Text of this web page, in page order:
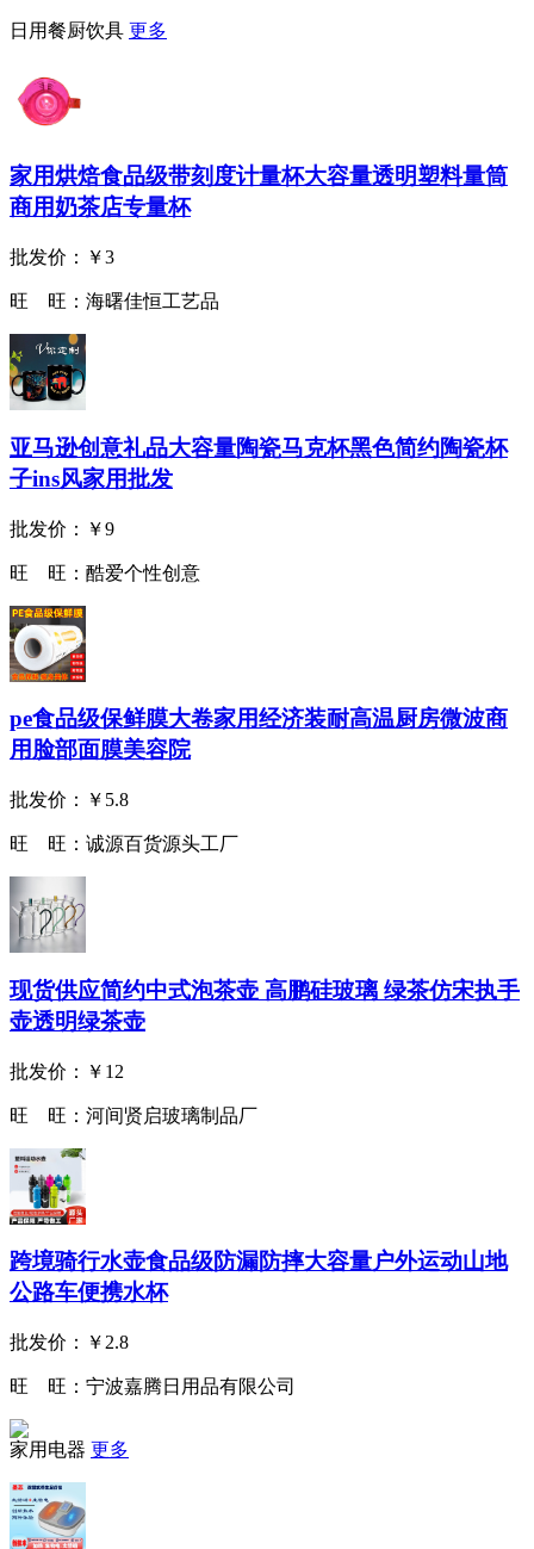
日用餐厨饮具 更多
家用烘焙食品级带刻度计量杯大容量透明塑料量筒
商用奶茶店专量杯
批发价： ￥3
旺 旺： 海曙佳恒工艺品
亚马逊创意礼品大容量陶瓷马克杯黑色简约陶瓷杯
子ins风家用批发
批发价： ￥9
旺 旺： 酷爱个性创意
pe食品级保鲜膜大卷家用经济装耐高温厨房微波商
用脸部面膜美容院
批发价： ￥5.8
旺 旺： 诚源百货源头工厂
现货供应简约中式泡茶壶 高鹏硅玻璃 绿茶仿宋执手
壶透明绿茶壶
批发价： ￥12
旺 旺： 河间贤启玻璃制品厂
跨境骑行水壶食品级防漏防摔大容量户外运动山地
公路车便携水杯
批发价： ￥2.8
旺 旺： 宁波嘉腾日用品有限公司
家用电器 更多